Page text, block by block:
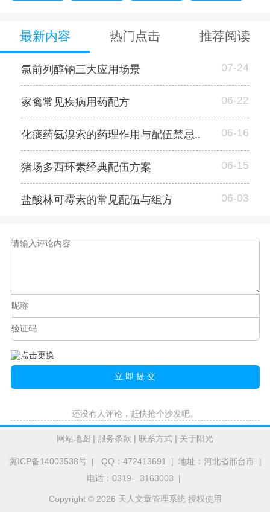
最新内容 热门点击 推荐阅读
氯前列醇钠三大应用场景 07-24
家禽常见疾病用药配方 06-22
化痰药氨溴索的药理作用与配伍禁忌.. 06-16
猪场多西环素经典配伍方案 06-15
盐酸林可霉素的常见配伍与组方 06-03
还没有人评论，赶快抢个沙发吧。
网站地图 | 服务条款 | 联系方式 | 关于阳光
冀ICP备14003538号| QQ：472413691 | 地址：河北省邢台市 |
电话：0319—3163003 |
Copyright © 2026 天人文章管理系统 授权使用